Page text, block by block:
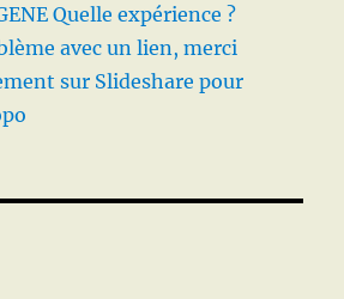
Quelle expérience ?
avec un lien, merci
sur Slideshare pour